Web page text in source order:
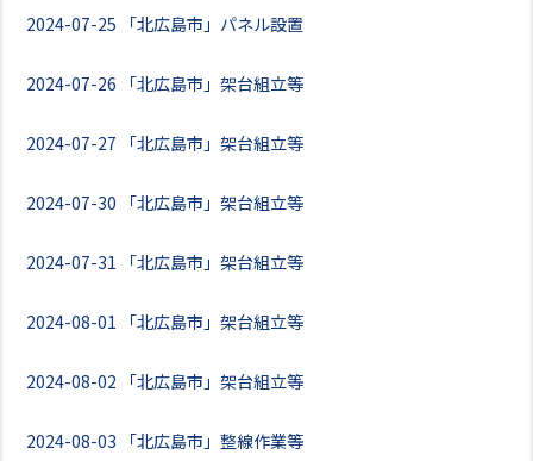
2024-07-25 「北広島市」パネル設置
2024-07-26 「北広島市」架台組立等
2024-07-27 「北広島市」架台組立等
2024-07-30 「北広島市」架台組立等
2024-07-31 「北広島市」架台組立等
2024-08-01 「北広島市」架台組立等
2024-08-02 「北広島市」架台組立等
2024-08-03 「北広島市」整線作業等